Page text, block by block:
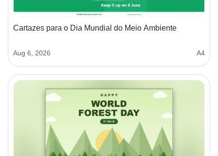
Cartazes para o Dia Mundial do Meio Ambiente
Aug 6, 2026 A4